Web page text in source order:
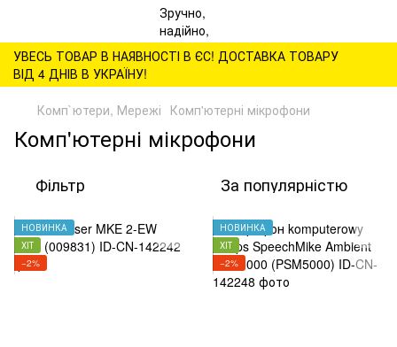
УВЕСЬ ТОВАР В НАЯВНОСТІ В ЄС! ДОСТАВКА ТОВАРУ
ВІД 4 ДНІВ В УКРАЇНУ!
Комп`ютери, Мережі Комп'ютерні мікрофони
Комп'ютерні мікрофони
Фільтр За популярністю
НОВИНКА
ХІТ
−2%
НОВИНКА
ХІТ
−2%